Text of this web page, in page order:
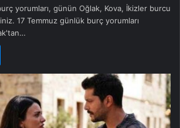
yorumları, günün Oğlak, Kova, İkizler burcu
17 Temmuz günlük burç yorumları